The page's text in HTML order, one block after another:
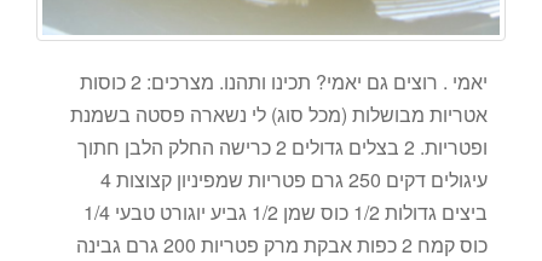
יאמי . רוצים גם יאמי? תכינו ותהנו. מצרכים: 2 כוסות
אטריות מבושלות (מכל סוג) לי נשארה פסטה בשמנת
ופטריות. 2 בצלים גדולים 2 כרישה החלק הלבן חתוך
עיגולים דקים 250 גרם פטריות שמפיניון קצוצות 4
ביצים גדולות 1/2 כוס שמן 1/2 גביע יוגורט טבעי 1/4
כוס קמח 2 כפות אבקת מרק פטריות 200 גרם גבינה